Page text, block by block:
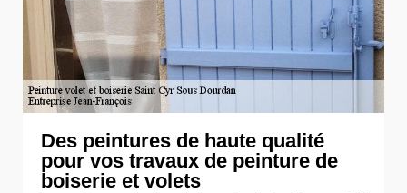
Des peintures de haute qualité
pour vos travaux de peinture de
boiserie et volets